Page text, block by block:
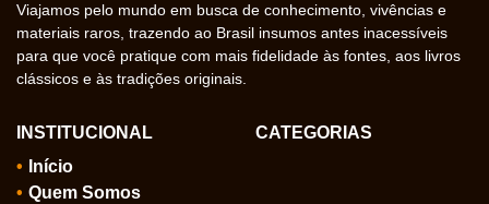
Viajamos pelo mundo em busca de conhecimento, vivências e
materiais raros, trazendo ao Brasil insumos antes inacessíveis
para que você pratique com mais fidelidade às fontes, aos livros
clássicos e às tradições originais.
INSTITUCIONAL
Início
Quem Somos
CATEGORIAS